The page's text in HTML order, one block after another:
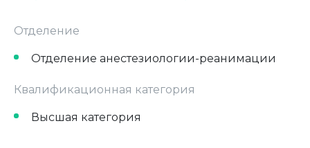
Отделение
Отделение анестезиологии-реанимации
Квалификационная категория
Высшая категория